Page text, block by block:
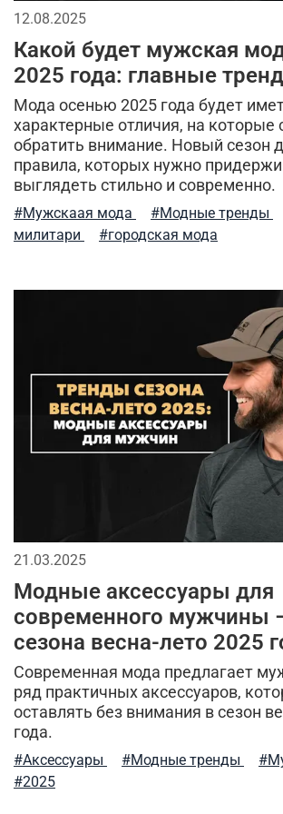
индивидуальный стиль мужчины
спортивные брюки камуфляж
куртка-бомбер мужские шорты
туристический рюкзак куртка на
практичная одежда ветровка
пуховые жилеты шапка-ушанка
бесшовное мужское термобелье
5.11 tactical
натуральный хлопок
мужская куртка милитари брюки
утепленные жилеты аляска куртка
утепленная куртка
летний стиль
стильные шорты отдых теплая
бесшовное женское термобелье
осенняя мужская одежда
мужской стиль
компрессионное термобелье
12.08.2025
Какой будет мужская
2025 года: главные
Мода осенью 2025 года будет
характерные отличия, на которые
обратить внимание. Новый сезон
правила, которых нужно
выглядеть стильно и современно.
#Мужскаая мода #Модные тренды
милитари
#городская мода
21.03.2025
Модные аксессуары для
современного мужчины
сезона весна-лето 2025
Современная мода предлагает
ряд практичных аксессуаров,
оставлять без внимания в сезон
года.
#Аксессуары #Модные тренды
#2025